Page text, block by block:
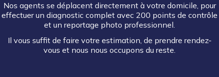
Nos agents se déplacent directement à votre domicile, pour
effectuer un diagnostic complet avec 200 points de contrôle
et un reportage photo professionnel.
Il vous suffit de faire votre estimation, de prendre rendez-
vous et nous nous occupons du reste.